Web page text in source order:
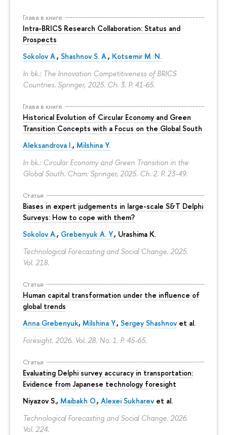
Глава в книге
Intra-BRICS Research Collaboration: Status and
Prospects
Sokolov A., Shashnov S. A., Kotsemir M. N.
In bk.: The Innovation Competitiveness of BRICS
Countries. Springer, 2025. Ch. 3. P. 41-65.
Глава в книге
Historical Evolution of Circular Economy and Green
Transition Concepts with a Focus on the Global South
Aleksandrova I., Milshina Y.
In bk.: Circular Economy and Green Transition in the
Global South. Cham: Springer, 2025. Ch. 2. P. 23-49.
Статья
Biases in expert judgements in large-scale S&T Delphi
Surveys: How to cope with them?
Sokolov A., Grebenyuk A. Y., Urashima K.
Technological Forecasting and Social Change. 2025.
Vol. 218.
Статья
Human capital transformation under the influence of
global trends
Anna Grebenyuk, Milshina Y., Sergey Shashnov et al.
Foresight. 2026. Vol. 28. No. 1. P. 45-65.
Статья
Evaluating Delphi survey accuracy in transportation:
Evidence from Japanese technology foresight
Niyazov S., Maibakh O., Alexei Sukharev et al.
Technological Forecasting and Social Change. 2026.
Vol. 224.